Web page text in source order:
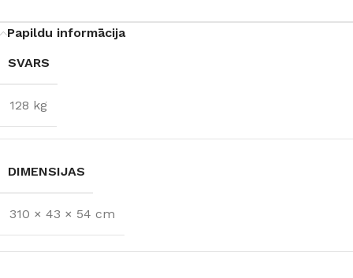
Papildu informācija
SVARS
128 kg
DIMENSIJAS
310 × 43 × 54 cm